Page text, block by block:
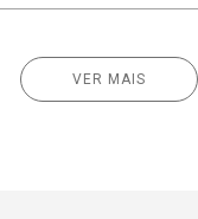
VER MAIS